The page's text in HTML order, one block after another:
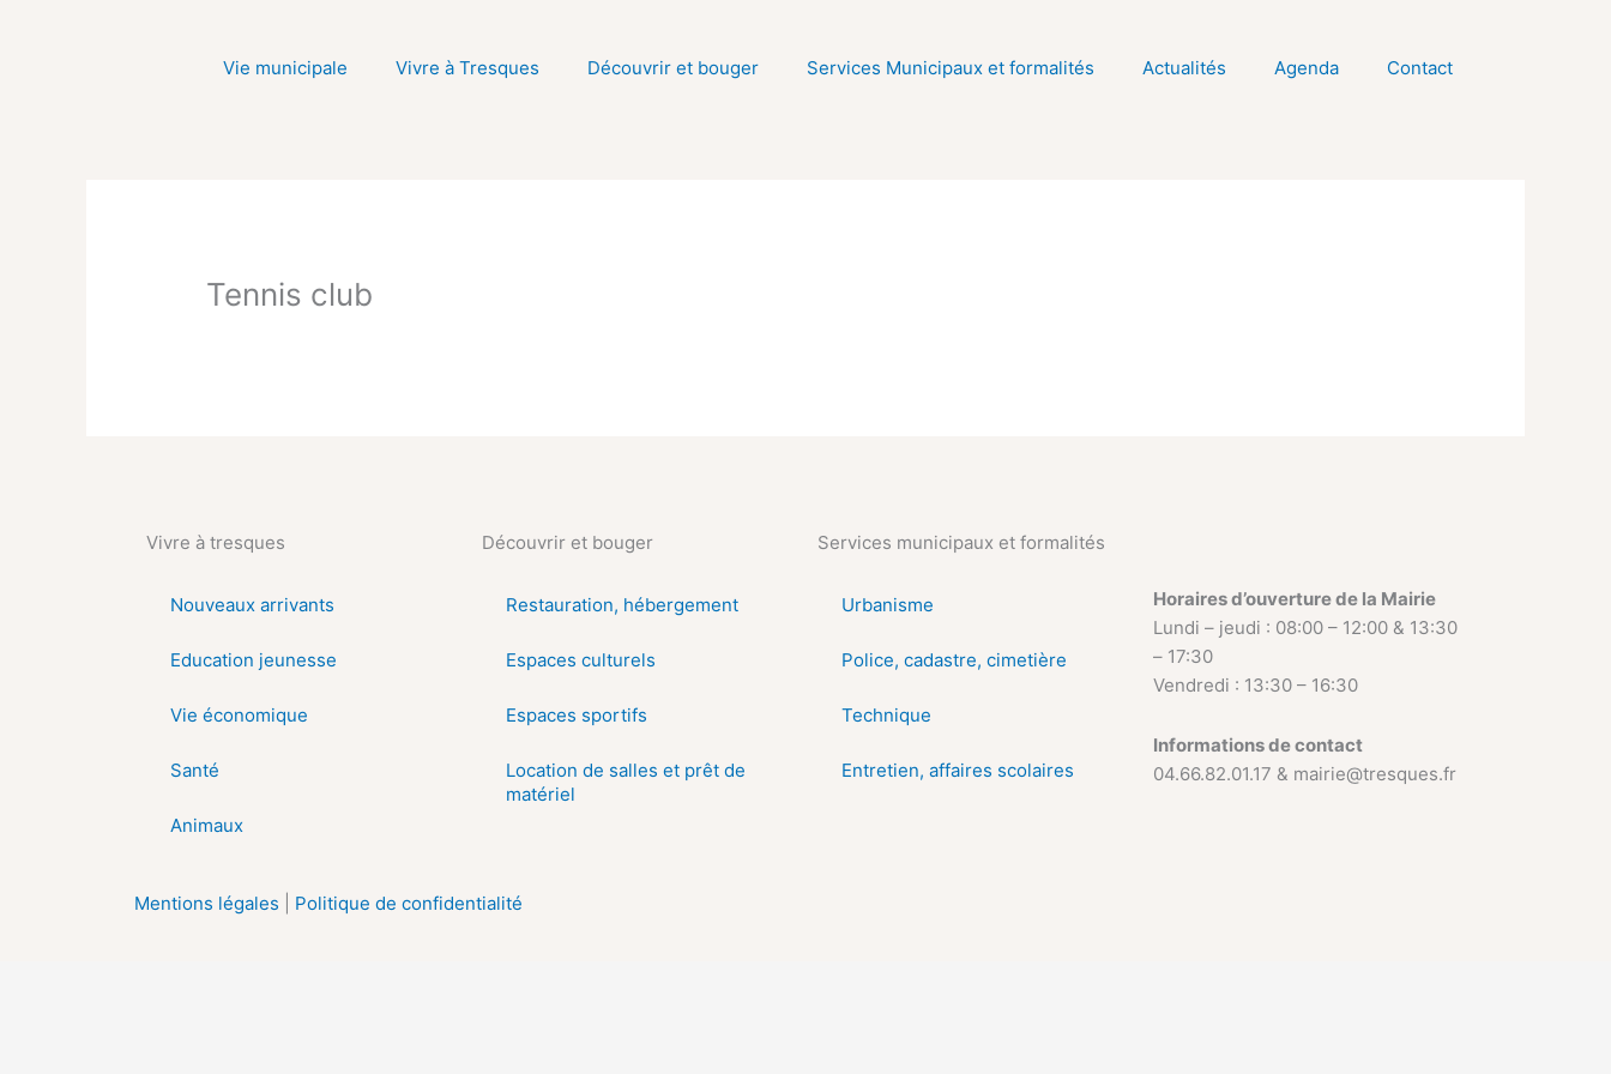
Vie municipale Vivre à Tresques Découvrir et bouger Services Municipaux et formalités Actualités Agenda Contact
Tennis club
Vivre à tresques
Nouveaux arrivants
Education jeunesse
Vie économique
Santé
Animaux
Découvrir et bouger
Restauration, hébergement
Espaces culturels
Espaces sportifs
Location de salles et prêt de
matériel
Services municipaux et formalités
Urbanisme
Police, cadastre, cimetière
Technique
Entretien, affaires scolaires
Horaires d’ouverture de la Mairie
Lundi – jeudi : 08:00 – 12:00 & 13:30
– 17:30
Vendredi : 13:30 – 16:30
Informations de contact
04.66.82.01.17 & mairie@tresques.fr
Mentions légales Politique de confidentialité